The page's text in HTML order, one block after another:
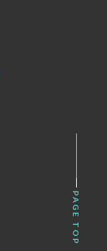
PAGE TOP